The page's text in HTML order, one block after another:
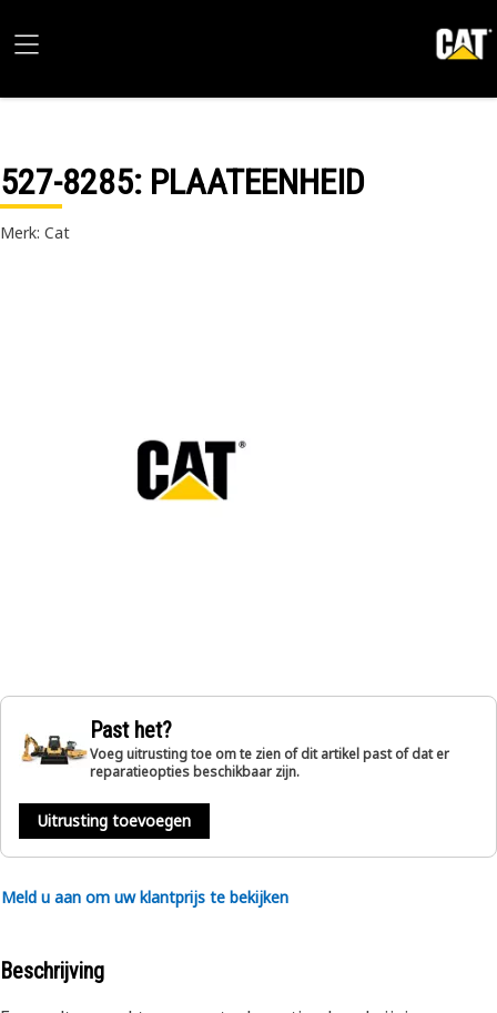
527-8285: PLAATEENHEID
Merk: Cat
Past het?
Voeg uitrusting toe om te zien of dit artikel past of dat er
reparatieopties beschikbaar zijn.
Uitrusting toevoegen
Meld u aan om uw klantprijs te bekijken
Beschrijving